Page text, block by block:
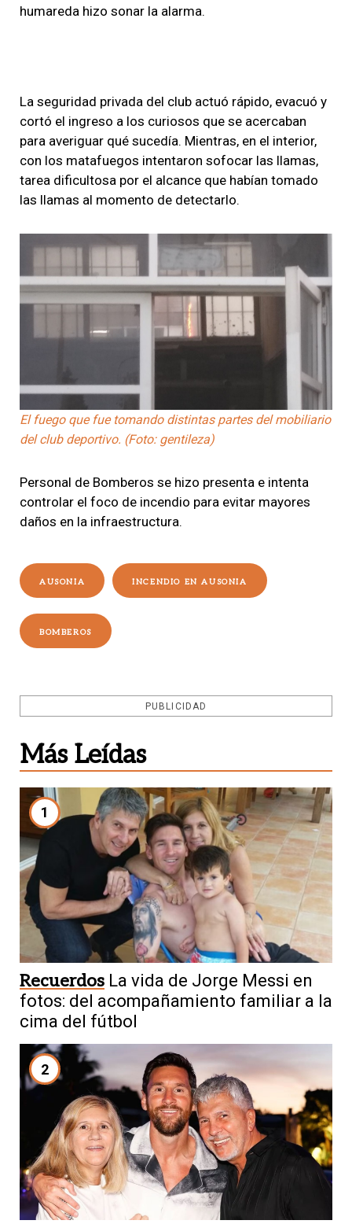
humareda hizo sonar la alarma.
La seguridad privada del club actuó rápido, evacuó y
cortó el ingreso a los curiosos que se acercaban
para averiguar qué sucedía. Mientras, en el interior,
con los matafuegos intentaron sofocar las llamas,
tarea dificultosa por el alcance que habían tomado
las llamas al momento de detectarlo.
El fuego que fue tomando distintas partes del mobiliario
del club deportivo. (Foto: gentileza)
Personal de Bomberos se hizo presenta e intenta
controlar el foco de incendio para evitar mayores
daños en la infraestructura.
AUSONIA INCENDIO EN AUSONIA
BOMBEROS
PUBLICIDAD
Más Leídas
1
Recuerdos La vida de Jorge Messi en
fotos: del acompañamiento familiar a la
cima del fútbol
2